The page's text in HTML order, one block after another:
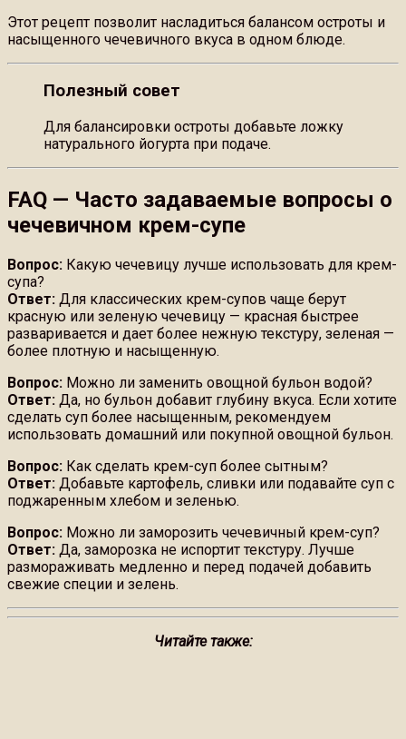
Этот рецепт позволит насладиться балансом остроты и
насыщенного чечевичного вкуса в одном блюде.
Полезный совет
Для балансировки остроты добавьте ложку
натурального йогурта при подаче.
FAQ — Часто задаваемые вопросы о
чечевичном крем-супе
Вопрос: Какую чечевицу лучше использовать для крем-
супа?
Ответ: Для классических крем-супов чаще берут
красную или зеленую чечевицу — красная быстрее
разваривается и дает более нежную текстуру, зеленая —
более плотную и насыщенную.
Вопрос: Можно ли заменить овощной бульон водой?
Ответ: Да, но бульон добавит глубину вкуса. Если хотите
сделать суп более насыщенным, рекомендуем
использовать домашний или покупной овощной бульон.
Вопрос: Как сделать крем-суп более сытным?
Ответ: Добавьте картофель, сливки или подавайте суп с
поджаренным хлебом и зеленью.
Вопрос: Можно ли заморозить чечевичный крем-суп?
Ответ: Да, заморозка не испортит текстуру. Лучше
размораживать медленно и перед подачей добавить
свежие специи и зелень.
Читайте также: